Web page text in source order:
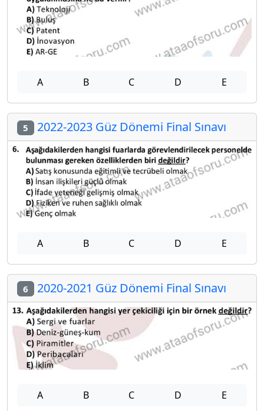
A B C D E
5 2022-2023 Güz Dönemi Final Sınavı
A B C D E
6 2020-2021 Güz Dönemi Final Sınavı
A B C D E